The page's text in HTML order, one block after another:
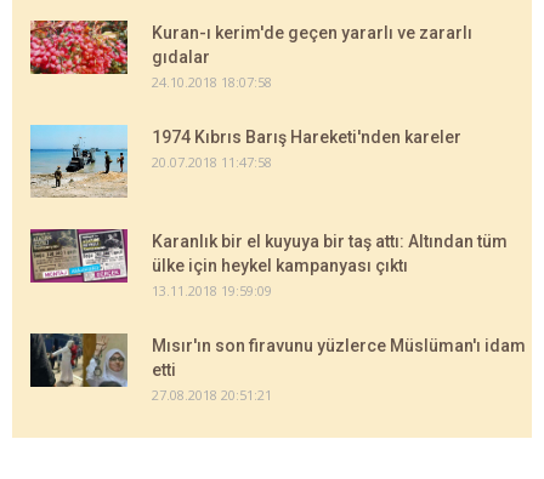
Kuran-ı kerim'de geçen yararlı ve zararlı
gıdalar
24.10.2018 18:07:58
1974 Kıbrıs Barış Hareketi'nden kareler
20.07.2018 11:47:58
Karanlık bir el kuyuya bir taş attı: Altından tüm
ülke için heykel kampanyası çıktı
13.11.2018 19:59:09
Mısır'ın son firavunu yüzlerce Müslüman'ı idam
etti
27.08.2018 20:51:21